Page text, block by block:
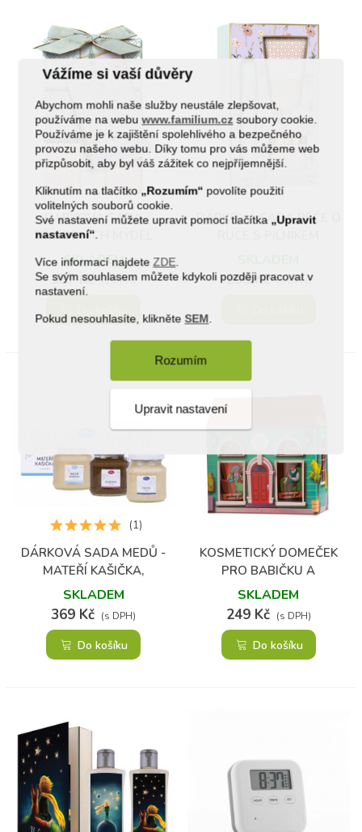
Vážíme si vaší důvěry
Abychom mohli naše služby neustále zlepšovat,
používáme na webuwww.familium.cz soubory cookie.
Používáme je k zajištění spolehlivého a bezpečného
provozu našeho webu. Díky tomu pro vás můžeme web
přizpůsobit, aby byl váš zážitek co nejpříjemnější.
Kliknutím na tlačítko „Rozumím“ povolíte použití
volitelných souborů cookie.
Své nastavení můžete upravit pomocí tlačítka „Upravit
nastavení“
Více informací najdete ZDE
Se svým souhlasem můžete kdykoli později pracovat v
nastavení.
Pokud nesouhlasíte, klikněte SEM
Rozumím
Upravit nastavení
DÁRKOVÁ SADA
PŘÍRODNÍCH MÝDEL
SKLADEM
337 Kč (s DPH)
DÁRKOVÁ SADA PÉČE O
299 Kč (s DPH)
DÁRKOVÁ SADA MEDŮ -
MATEŘÍ KAŠIČKA,
GUARANA A POHYB V
MEDU
SKLADEM
369 Kč (s DPH)
(1)
Do košíku
KOSMETICKÝ DOMEČEK
PRO BABIČKU A
DĚDEČKA
SKLADEM
249 Kč (s DPH)
Do košíku